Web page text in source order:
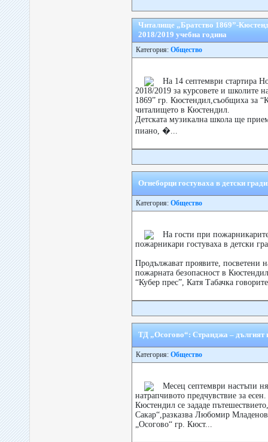
Читалище „Братство 1869”-
2018/2019 учебна година
Категория: Общество
На 14 септември стартира
2018/2019 за курсовете и школите
1869” гр. Кюстендил,съобщиха за
читалището в Кюстендил.
Детската музикална школа ще
пиано, �...
Огнеборци гостуваха в детски
Категория: Общество
На гости при
пожарникари гостуваха в детски
Продължават проявите, посветени
пожарната безопасност в
“Кубер прес”, Катя Табачка
ТД „Осогово“: Странджа – дългият
Категория: Общество
Месец септември настъпи
натрапчивото предчувствие за
Кюстендил се зададе
Сакар“,разказва Любомир
„Осогово“ гр. Кюст...